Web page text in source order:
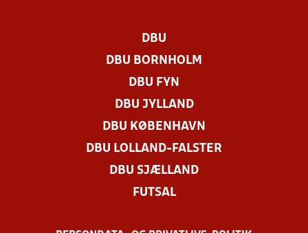
DBU
DBU BORNHOLM
DBU FYN
DBU JYLLAND
DBU KØBENHAVN
DBU LOLLAND-FALSTER
DBU SJÆLLAND
FUTSAL